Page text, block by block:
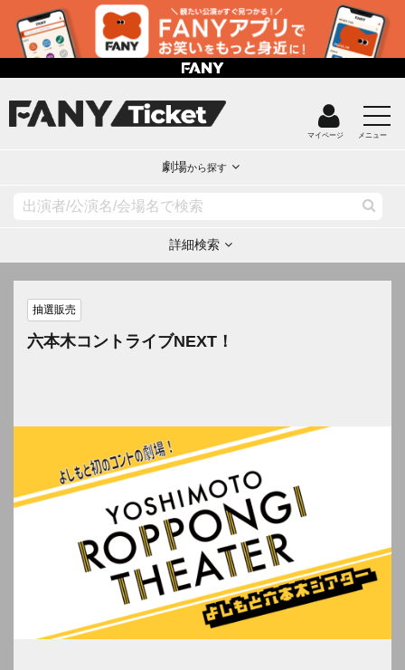
マイページ メニュー
劇場から探す
詳細検索
抽選販売
六本木コントライブNEXT！